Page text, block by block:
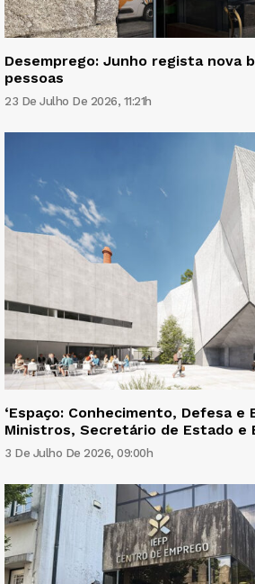
Desemprego: Junho regista nova
pessoas
23 De Julho De 2026, 11:21h
‘Espaço: Conhecimento, Defesa e
Ministros, Secretário de Estado e
3 De Julho De 2026, 09:00h